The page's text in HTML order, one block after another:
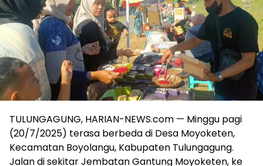
TULUNGAGUNG, HARIAN-NEWS.com — Minggu pagi
(20/7/2025) terasa berbeda di Desa Moyoketen,
Kecamatan Boyolangu, Kabupaten Tulungagung.
Jalan di sekitar Jembatan Gantung Moyoketen, ke